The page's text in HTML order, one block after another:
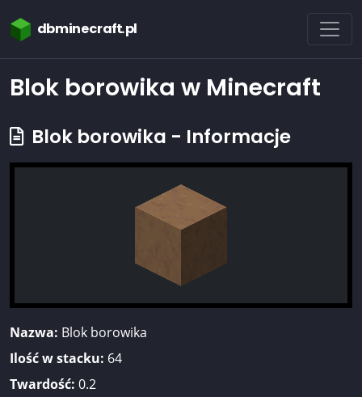
dbminecraft.pl
Blok borowika w Minecraft
Blok borowika - Informacje
Nazwa: Blok borowika
Ilość w stacku: 64
Twardość: 0.2